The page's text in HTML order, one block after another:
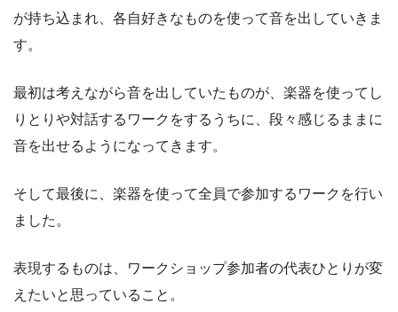
が持ち込まれ、各自好きなものを使って音を出していきま
す。
最初は考えながら音を出していたものが、楽器を使ってし
りとりや対話するワークをするうちに、段々感じるままに
音を出せるようになってきます。
そして最後に、楽器を使って全員で参加するワークを行い
ました。
表現するものは、ワークショップ参加者の代表ひとりが変
えたいと思っていること。